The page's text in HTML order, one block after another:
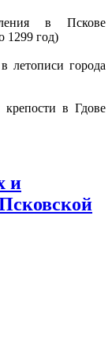
в Пскове
1299 год)
летописи города
в Гдове
и